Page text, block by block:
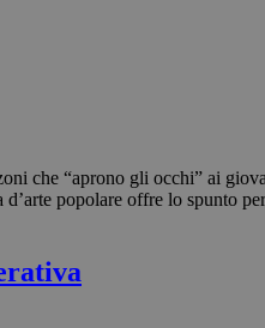
che “aprono gli occhi” ai
popolare offre lo spunto